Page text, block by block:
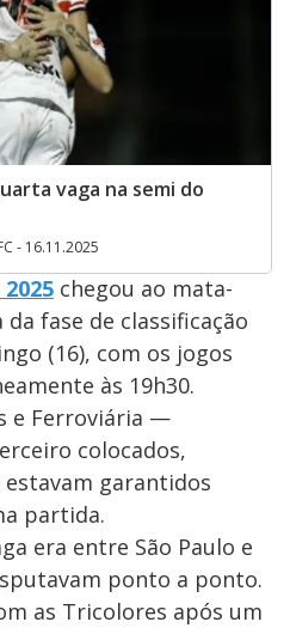
vaga na semi do
- 16.11.2025
chegou ao mata-
fase de classificação
(16), com os jogos
às 19h30.
e Ferroviária —
colocados,
garantidos
partida.
era entre São Paulo e
ponto a ponto.
as Tricolores após um